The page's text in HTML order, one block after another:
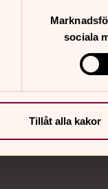
sociala
Tillåt alla kakor
i kyrkan
och